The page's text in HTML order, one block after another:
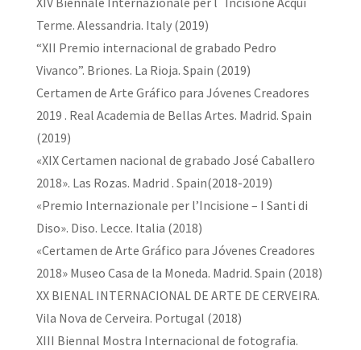
Terme. Alessandria. Italy (2019)
“XII Premio internacional de grabado Pedro
Vivanco”. Briones. La Rioja. Spain (2019)
Certamen de Arte Gráfico para Jóvenes Creadores
2019 . Real Academia de Bellas Artes. Madrid. Spain
(2019)
«XIX Certamen nacional de grabado José Caballero
2018». Las Rozas. Madrid . Spain(2018-2019)
«Premio Internazionale per l’Incisione – I Santi di
Diso». Diso. Lecce. Italia (2018)
«Certamen de Arte Gráfico para Jóvenes Creadores
2018» Museo Casa de la Moneda. Madrid. Spain (2018)
XX BIENAL INTERNACIONAL DE ARTE DE CERVEIRA.
Vila Nova de Cerveira. Portugal (2018)
XIII Biennal Mostra Internacional de fotografia.